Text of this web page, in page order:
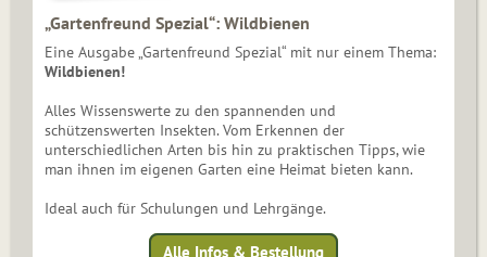
„Gartenfreund Spezial“: Wildbienen
Eine Ausgabe „Gartenfreund Spezial“ mit nur einem Thema:
Wildbienen!
Alles Wissenswerte zu den spannenden und
schützenswerten Insekten. Vom Erkennen der
unterschiedlichen Arten bis hin zu praktischen Tipps, wie
man ihnen im eigenen Garten eine Heimat bieten kann.
Ideal auch für Schulungen und Lehrgänge.
Alle Infos & Bestellung